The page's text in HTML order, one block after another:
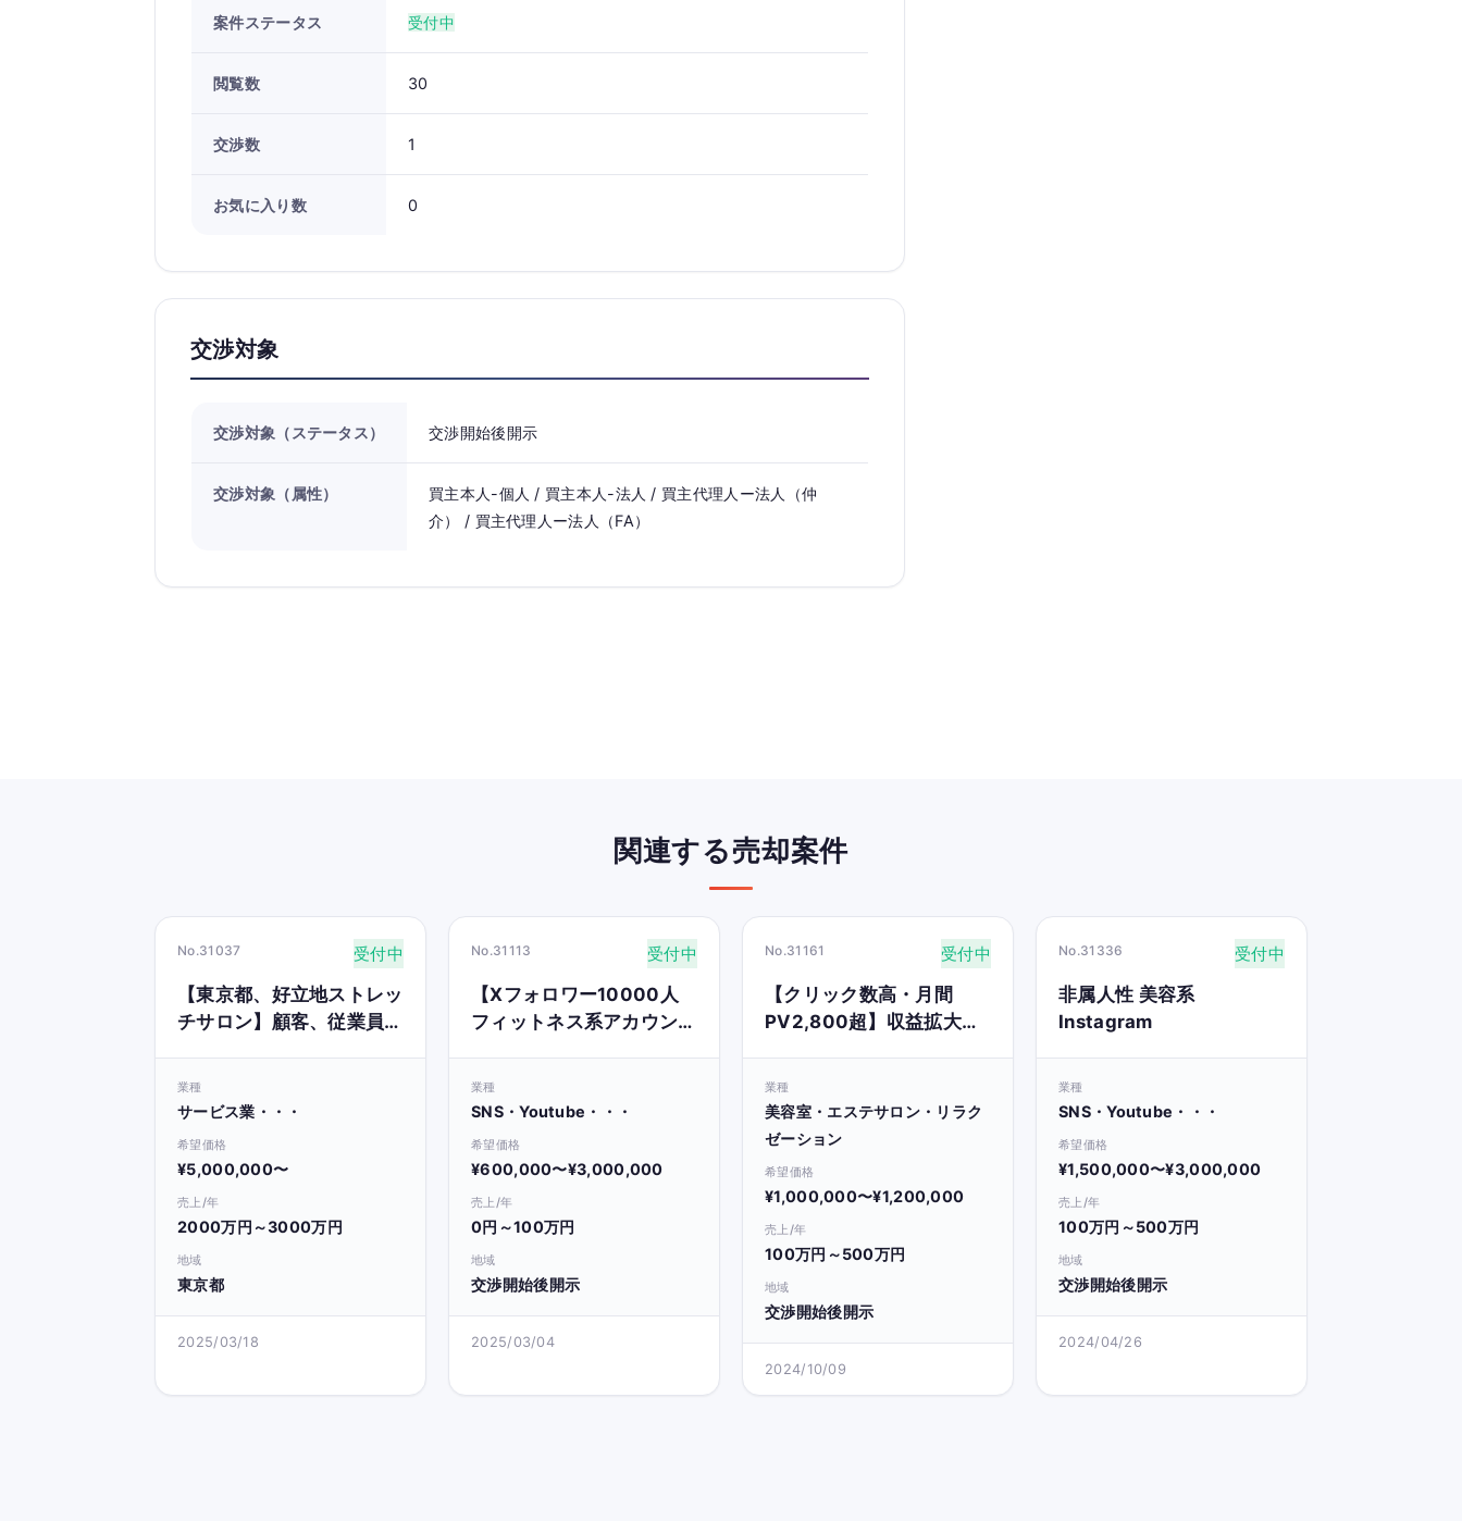
案件ステータス 受付中
閲覧数 30
交渉数 1
お気に入り数 0
交渉対象
交渉対象（ステータス） 交渉開始後開示
交渉対象（属性）
買主本人-個人 / 買主本人-法人 / 買主代理人ー法人（仲
介） / 買主代理人ー法人（FA）
関連する売却案件
No.31037 受付中
【東京都、好立地ストレッ
チサロン】顧客、従業員、
業、自走可能
業種
サービス業・・・
希望価格
¥5,000,000〜
売上/年
2000万円～3000万円
地域
東京都
2025/03/18
No.31113 受付中
【Xフォロワー10000人
フィットネス系アカウン
ー・美容・筋トレ・健康
業種
SNS・Youtube・・・
希望価格
¥600,000〜¥3,000,000
売上/年
0円～100万円
地域
交渉開始後開示
2025/03/04
No.31161 受付中
【クリック数高・月間
PV2,800超】収益拡大の
較サイト
業種
美容室・エステサロン・リラク
ゼーション
希望価格
¥1,000,000〜¥1,200,000
売上/年
100万円～500万円
地域
交渉開始後開示
2024/10/09
No.31336 受付中
非属人性 美容系
Instagram
業種
SNS・Youtube・・・
希望価格
¥1,500,000〜¥3,000,000
売上/年
100万円～500万円
地域
交渉開始後開示
2024/04/26